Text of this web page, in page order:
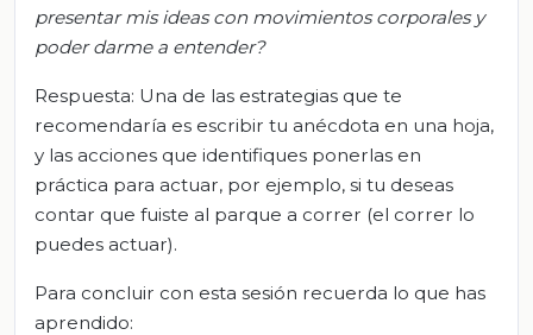
presentar mis ideas con movimientos corporales y
poder darme a entender?
Respuesta: Una de las estrategias que te
recomendaría es escribir tu anécdota en una hoja,
y las acciones que identifiques ponerlas en
práctica para actuar, por ejemplo, si tu deseas
contar que fuiste al parque a correr (el correr lo
puedes actuar).
Para concluir con esta sesión recuerda lo que has
aprendido: